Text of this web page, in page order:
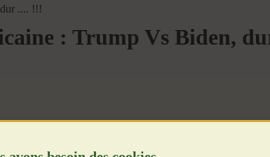
.... !!!
: Trump Vs Biden,